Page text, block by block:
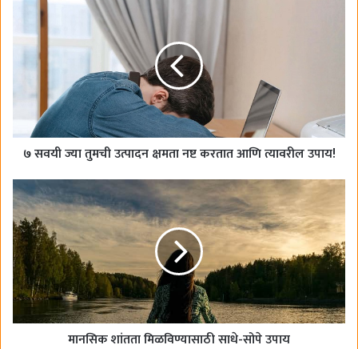
o
k
७ सवयी ज्या तुमची उत्पादन क्षमता नष्ट करतात आणि त्यावरील उपाय!
मानसिक शांतता मिळविण्यासाठी साधे-सोपे उपाय